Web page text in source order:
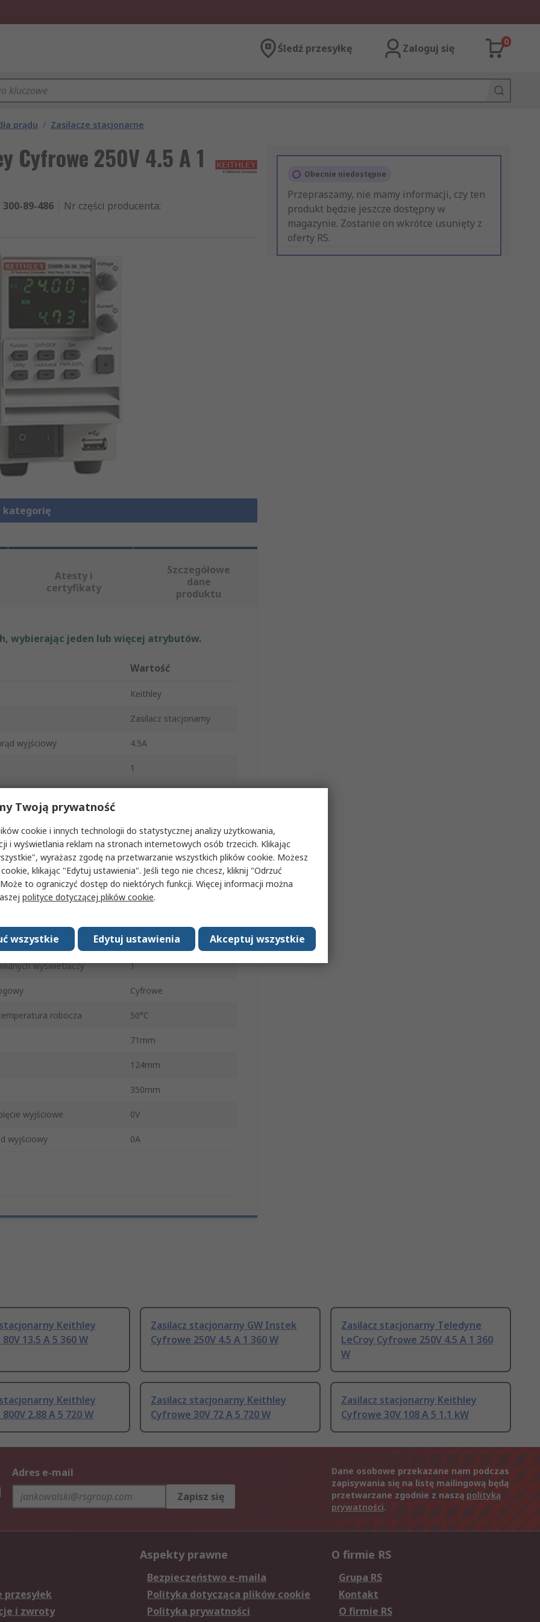
Śledź przesyłkę Zaloguj się
0
prądu / Zasilacze stacjonarne
Cyfrowe 250V 4.5 A 1
300-89-486 Nr części producenta:
kategorię
Obecnie niedostępne
Przepraszamy, nie mamy informacji, czy ten
produkt będzie jeszcze dostępny w
magazynie. Zostanie on wkrótce usunięty z
oferty RS.
Atesty i
certyfikaty
Szczegółowe
dane
produktu
wybierając jeden lub więcej atrybutów.
Wartość
Keithley
Zasilacz stacjonarny
wyjściowy 4.5A
1
zasilania 80V ac
zasilania 265V ac
Wtyczka
robocza 0°C
wyświetlaczy 1
Cyfrowe
robocza 50°C
71mm
124mm
350mm
wyjściowe 0V
wyjściowy 0A
Keithley
13.5 A 5 360 W
Zasilacz stacjonarny GW Instek
Cyfrowe 250V 4.5 A 1 360 W
Zasilacz stacjonarny Teledyne
LeCroy Cyfrowe 250V 4.5 A 1 360
W
Keithley
2.88 A 5 720 W
Zasilacz stacjonarny Keithley
Cyfrowe 30V 72 A 5 720 W
Zasilacz stacjonarny Keithley
Cyfrowe 30V 108 A 5 1.1 kW
Adres e-mail
Zapisz się
Dane osobowe przekazane nam podczas
zapisywania się na listę mailingową będą
przetwarzane zgodnie z naszą polityką
prywatności.
przesyłek
i zwroty
Aspekty prawne
Bezpieczeństwo e-maila
Polityka dotycząca plików cookie
Polityka prywatności
O firmie RS
Grupa RS
Kontakt
O firmie RS
Twoją prywatność
cookie i innych technologii do statystycznej analizy użytkowania,
i wyświetlania reklam na stronach internetowych osób trzecich. Klikając
wyrażasz zgodę na przetwarzanie wszystkich plików cookie. Możesz
klikając "Edytuj ustawienia". Jeśli tego nie chcesz, kliknij "Odrzuć
to ograniczyć dostęp do niektórych funkcji. Więcej informacji można
polityce dotyczącej plików cookie.
Akceptuj wszystkie
Edytuj ustawienia
wszystkie